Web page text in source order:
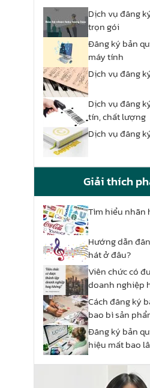
Dịch vụ đăng
trọn gói
Đăng ký bản
máy tính
Dịch vụ đăng
Dịch vụ đăng
tín, chất lượng
Dịch vụ đăng
Giải thích
Tìm hiểu nhãn
Hướng dẫn
hát ở đâu?
Viên chức có
doanh nghiệp
Cách đăng ký
bao bì sản
Đăng ký bản
hiệu mất bao